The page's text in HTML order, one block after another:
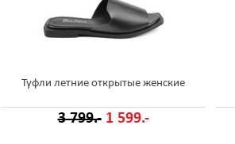
Туфли летние открытые женские
3 799.- 1 599.-